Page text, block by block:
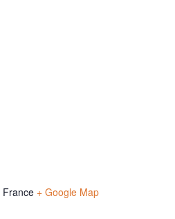
France + Google Map